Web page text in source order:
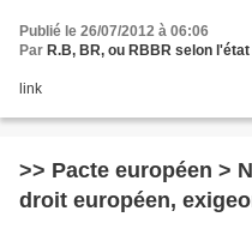
Publié le 26/07/2012 à 06:06
Par R.B, BR, ou RBBR selon
link
>> Pacte européen >
droit européen,